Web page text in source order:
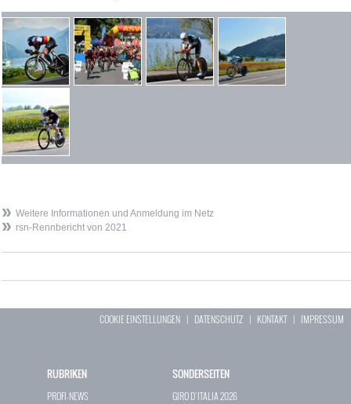
Weitere Informationen und Anmeldung im Netz
rsn-Rennbericht von 2021
COOKIE EINSTELLUNGEN | DATENSCHUTZ | KONTAKT| IMPRESSUM
RUBRIKEN
PROFI-NEWS
SONDERSEITEN
GIRO D`ITALIA 2026